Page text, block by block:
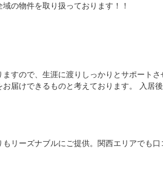
の物件を取り扱っております！！
すので、生涯に渡りしっかりとサポートさ
届けできるものと考えております。 入居
リーズナブルにご提供。関西エリアでも